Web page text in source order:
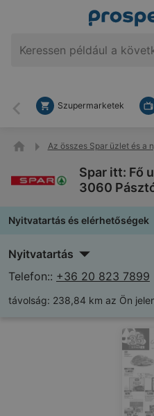
Vissza
Szupermarketek
Az összes Spar üzlet és a
Spar itt: Fő
3060
Nyitvatartás és elérhetőségek
Nyitvatartás
Telefon:: +36 20 823 7899
távolság: 238,84 km az Ön